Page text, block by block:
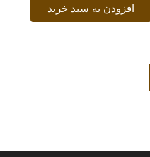
افزودن به سبد خرید